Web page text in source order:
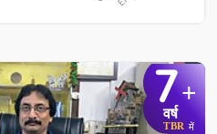
7+
वर्ष
TBR में